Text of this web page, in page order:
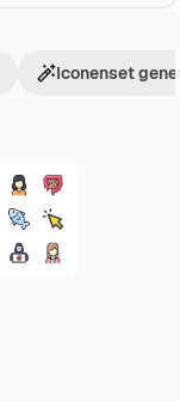
Iconenset